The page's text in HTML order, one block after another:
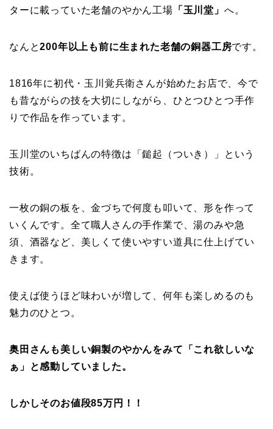
ターに載っていた老舗のやかん工場 「玉川堂」 へ。
なんと200年以上も前に生まれた老舗の銅器工房です。
1816年に初代・玉川覚兵衛さんが始めたお店で、今で
も昔ながらの技を大切にしながら、ひとつひとつ手作
りで作品を作っています。
玉川堂のいちばんの特徴は「鎚起（ついき）」という
技術。
一枚の銅の板を、金づちで何度も叩いて、形を作って
いくんです。全て職人さんの手作業で、湯のみや急
須、酒器など、美しくて使いやすい道具に仕上げてい
きます。
使えば使うほど味わいが増して、何年も楽しめるのも
魅力のひとつ。
奥田さんも美しい銅製のやかんをみて「これ欲しいな
ぁ」と感動していました。
しかしそのお値段85万円！！